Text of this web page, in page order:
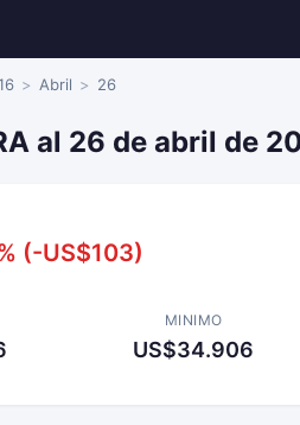
Abril 26
al 26 de abril de
(-US$103)
MINIMO
US$34.906